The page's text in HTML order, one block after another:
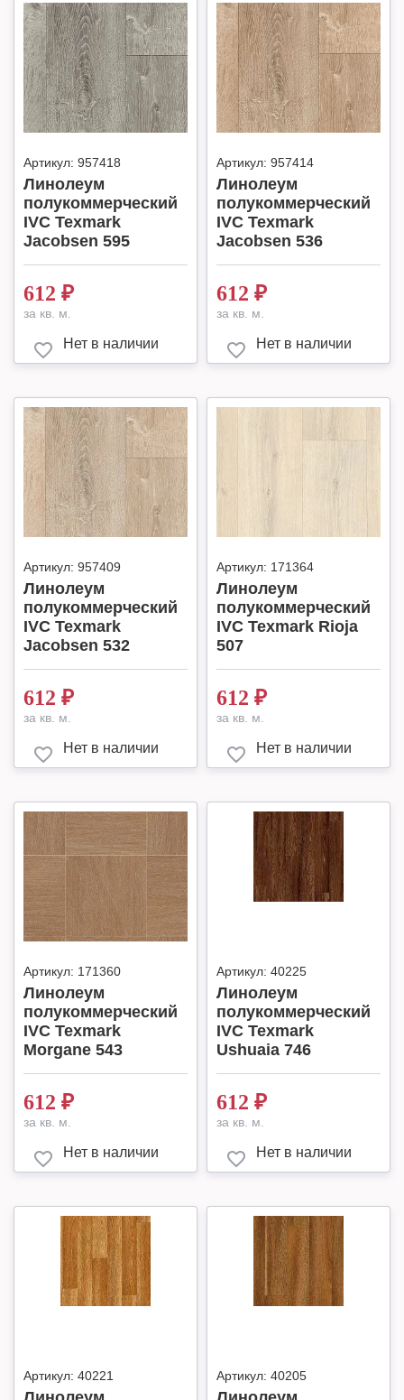
Артикул: 957418
Линолеум
полукоммерческий
IVC Texmark
Jacobsen 595
612 ₽
за кв. м.
Нет в наличии
Артикул: 957414
Линолеум
полукоммерческий
IVC Texmark
Jacobsen 536
612 ₽
за кв. м.
Нет в наличии
Артикул: 957409
Линолеум
полукоммерческий
IVC Texmark
Jacobsen 532
612 ₽
за кв. м.
Нет в наличии
Артикул: 171364
Линолеум
полукоммерческий
IVC Texmark Rioja
507
612 ₽
за кв. м.
Нет в наличии
Артикул: 171360
Линолеум
полукоммерческий
IVC Texmark
Morgane 543
612 ₽
за кв. м.
Нет в наличии
Артикул: 40225
Линолеум
полукоммерческий
IVC Texmark
Ushuaia 746
612 ₽
за кв. м.
Нет в наличии
Артикул: 40221 Артикул: 40205